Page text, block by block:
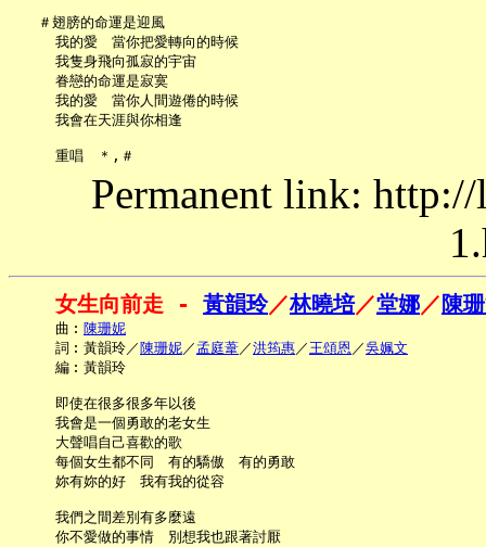
   ＃翅膀的命運是迎風
     我的愛　當你把愛轉向的時候
     我隻身飛向孤寂的宇宙
     眷戀的命運是寂寞
     我的愛　當你人間遊倦的時候
     我會在天涯與你相逢
Permanent link:
女生向前走 - 黃韻玲／林曉培／堂娜／ 陳
     曲︰
陳珊妮
     詞︰黃韻玲／
陳珊妮／孟庭葦／洪筠惠／王頌恩 ／吳姵文
     編︰黃韻玲
     即使在很多很多年以後
     我會是一個勇敢的老女生
     大聲唱自己喜歡的歌
     每個女生都不同　有的驕傲　有的勇敢
     妳有妳的好　我有我的從容
     我們之間差別有多麼遠
     你不愛做的事情　別想我也跟著討厭